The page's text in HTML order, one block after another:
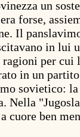
un
forse,
Il
in lui
ragioni per cui
in un
sovietico: la
Nella
cuore ben